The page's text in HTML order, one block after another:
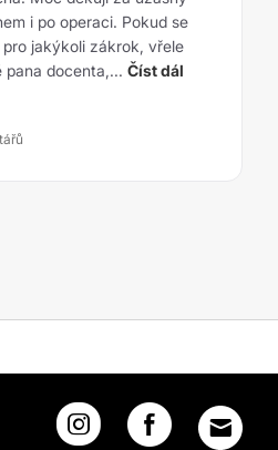
i po operaci. Pokud se
jakýkoli zákrok, vřele
pana docenta,... Číst dál